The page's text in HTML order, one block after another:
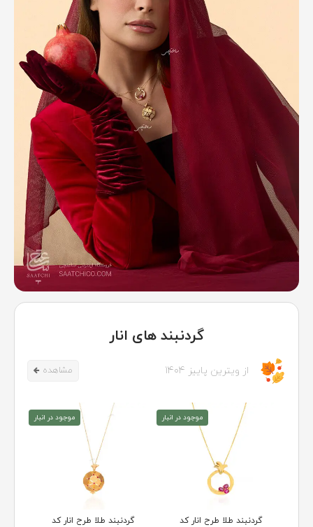
گردنبند های انار
از ویترین پاییز 1404 مشاهده
گردنبند طلا طرح انار کد
موجود در انبار
گردنبند طلا طرح انار کد
موجود در انبار